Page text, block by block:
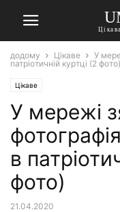
додому Цікаве
У
патріотичній куртці (2 фото)
Цікаве
У мережі
в
фото)
21.04.2020